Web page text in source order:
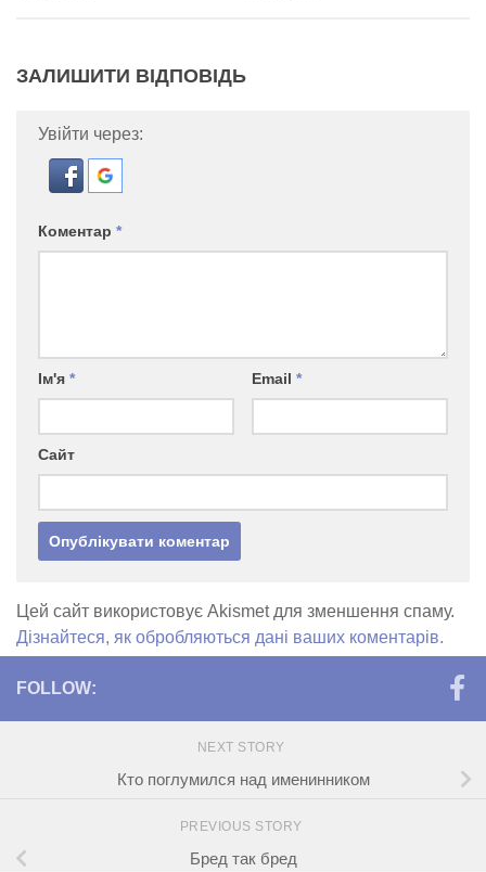
ЗАЛИШИТИ ВІДПОВІДЬ
Увійти через:
Коментар *
Ім'я * Email *
Сайт
Цей сайт використовує Akismet для зменшення спаму.
Дізнайтеся, як обробляються дані ваших коментарів.
FOLLOW:
NEXT STORY
Кто поглумился над именинником
PREVIOUS STORY
Бред так бред